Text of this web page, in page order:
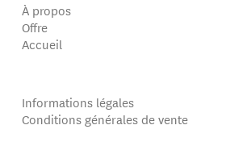
À propos
Offre
Accueil
Informations légales
Conditions générales de vente